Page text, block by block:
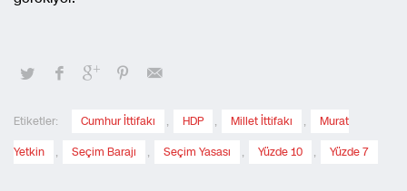
Etiketler: Cumhur İttifakı , HDP , Millet İttifakı , Murat
Yetkin , Seçim Barajı , Seçim Yasası , Yüzde 10 , Yüzde 7